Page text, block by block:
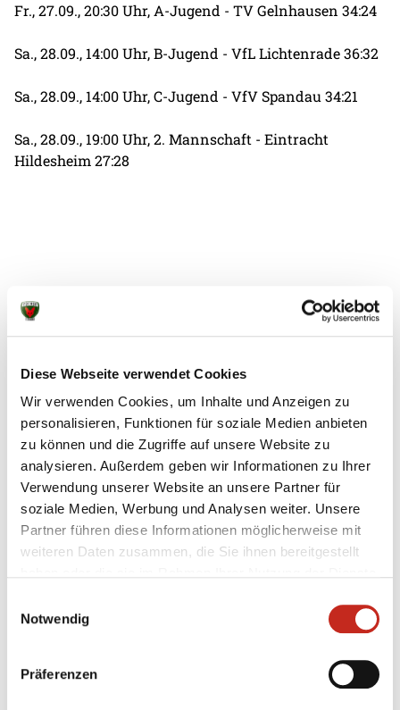
Diese Webseite verwendet Cookies
Wir verwenden Cookies, um Inhalte und Anzeigen zu
personalisieren, Funktionen für soziale Medien anbieten
zu können und die Zugriffe auf unsere Website zu
analysieren. Außerdem geben wir Informationen zu Ihrer
Verwendung unserer Website an unsere Partner für
soziale Medien, Werbung und Analysen weiter. Unsere
Partner führen diese Informationen möglicherweise mit
weiteren Daten zusammen, die Sie ihnen bereitgestellt
Notwendig
Präferenzen
Fr., 27.09., 20:30 Uhr, A-Jugend - TV Gelnhausen 34:24
Sa., 28.09., 14:00 Uhr, B-Jugend - VfL Lichtenrade 36:32
Sa., 28.09., 14:00 Uhr, C-Jugend - VfV Spandau 34:21
Sa., 28.09., 19:00 Uhr, 2. Mannschaft - Eintracht
Hildesheim 27:28
Weitere News
31.07.2026 | Jugend | pg
Erstes Camp der Handballschule in
Füchse Town
Für die Füchse Berlin hat die eigene
Nachwuchsarbeit stets eine sehr hohe Priorität.
Partner für Jugendförderung gefunden wurde,
macht den Hauptstadt-Club umso glücklicher. Nun
in Füchse Town.